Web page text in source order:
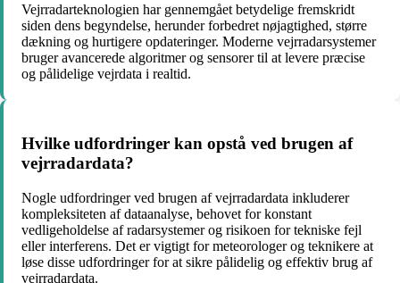
Vejrradarteknologien har gennemgået betydelige fremskridt
siden dens begyndelse, herunder forbedret nøjagtighed, større
dækning og hurtigere opdateringer. Moderne vejrradarsystemer
bruger avancerede algoritmer og sensorer til at levere præcise
og pålidelige vejrdata i realtid.
Hvilke udfordringer kan opstå ved brugen af
vejrradardata?
Nogle udfordringer ved brugen af vejrradardata inkluderer
kompleksiteten af dataanalyse, behovet for konstant
vedligeholdelse af radarsystemer og risikoen for tekniske fejl
eller interferens. Det er vigtigt for meteorologer og teknikere at
løse disse udfordringer for at sikre pålidelig og effektiv brug af
vejrradardata.